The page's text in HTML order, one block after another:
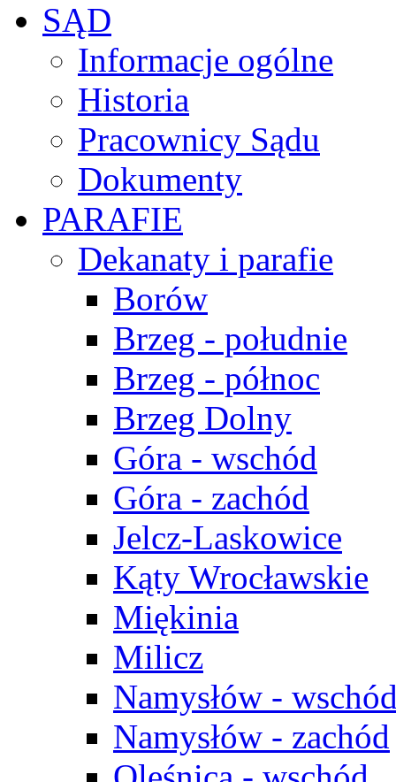
SĄD
Informacje ogólne
Historia
Pracownicy Sądu
Dokumenty
PARAFIE
Dekanaty i parafie
Borów
Brzeg - południe
Brzeg - północ
Brzeg Dolny
Góra - wschód
Góra - zachód
Jelcz-Laskowice
Kąty Wrocławskie
Miękinia
Milicz
Namysłów -
Namysłów - zachód